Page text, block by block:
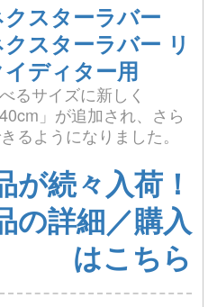
クスターラバー
スターラバー リ
イディター用
るサイズに新しく
40cm」が追加され、さら
るようになりました。
が続々入荷！
の詳細／購入
はこちら